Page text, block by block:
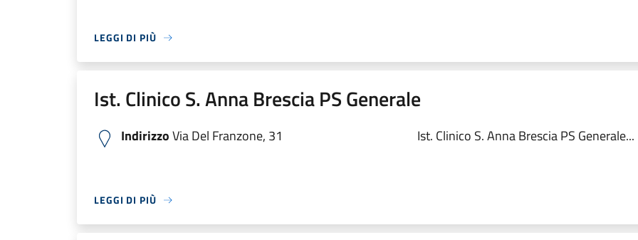
LEGGI DI PIÙ
Ist. Clinico S. Anna Brescia PS Generale
IndirizzoVia Del Franzone, 31 Ist. Clinico S. Anna Brescia PS Generale...
LEGGI DI PIÙ